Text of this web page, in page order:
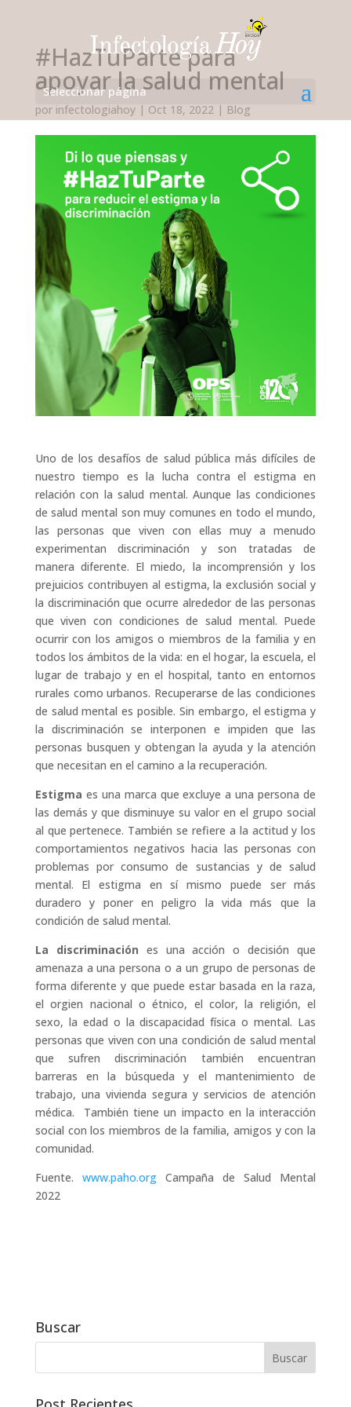
Seleccionar página
#HazTuParte para
apoyar la salud mental
por infectologiahoy| Oct 18, 2022| Blog
Uno de los desafíos de salud pública más difíciles de
nuestro tiempo es la lucha contra el estigma en
relación con la salud mental. Aunque las condiciones
de salud mental son muy comunes en todo el mundo,
las personas que viven con ellas muy a menudo
experimentan discriminación y son tratadas de
manera diferente. El miedo, la incomprensión y los
prejuicios contribuyen al estigma, la exclusión social y
la discriminación que ocurre alrededor de las personas
que viven con condiciones de salud mental. Puede
ocurrir con los amigos o miembros de la familia y en
todos los ámbitos de la vida: en el hogar, la escuela, el
lugar de trabajo y en el hospital, tanto en entornos
rurales como urbanos. Recuperarse de las condiciones
de salud mental es posible. Sin embargo, el estigma y
la discriminación se interponen e impiden que las
personas busquen y obtengan la ayuda y la atención
que necesitan en el camino a la recuperación.
Estigma es una marca que excluye a una persona de
las demás y que disminuye su valor en el grupo social
al que pertenece. También se refiere a la actitud y los
comportamientos negativos hacia las personas con
problemas por consumo de sustancias y de salud
mental. El estigma en sí mismo puede ser más
duradero y poner en peligro la vida más que la
condición de salud mental.
La discriminación es una acción o decisión que
amenaza a una persona o a un grupo de personas de
forma diferente y que puede estar basada en la raza,
el orgien nacional o étnico, el color, la religión, el
sexo, la edad o la discapacidad física o mental. Las
personas que viven con una condición de salud mental
que sufren discriminación también encuentran
barreras en la búsqueda y el mantenimiento de
trabajo, una vivienda segura y servicios de atención
médica. También tiene un impacto en la interacción
social con los miembros de la familia, amigos y con la
comunidad.
Fuente. www.paho.orgCampaña de Salud Mental
2022
Buscar